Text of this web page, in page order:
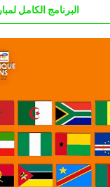
البرنامج الكامل